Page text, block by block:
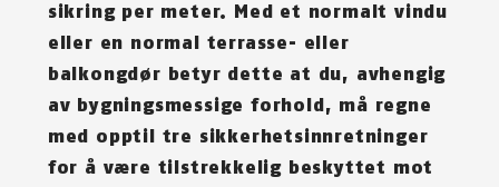
sikring per meter. Med et normalt vindu
eller en normal terrasse- eller
balkongdør betyr dette at du, avhengig
av bygningsmessige forhold, må regne
med opptil tre sikkerhetsinnretninger
for å være tilstrekkelig beskyttet mot